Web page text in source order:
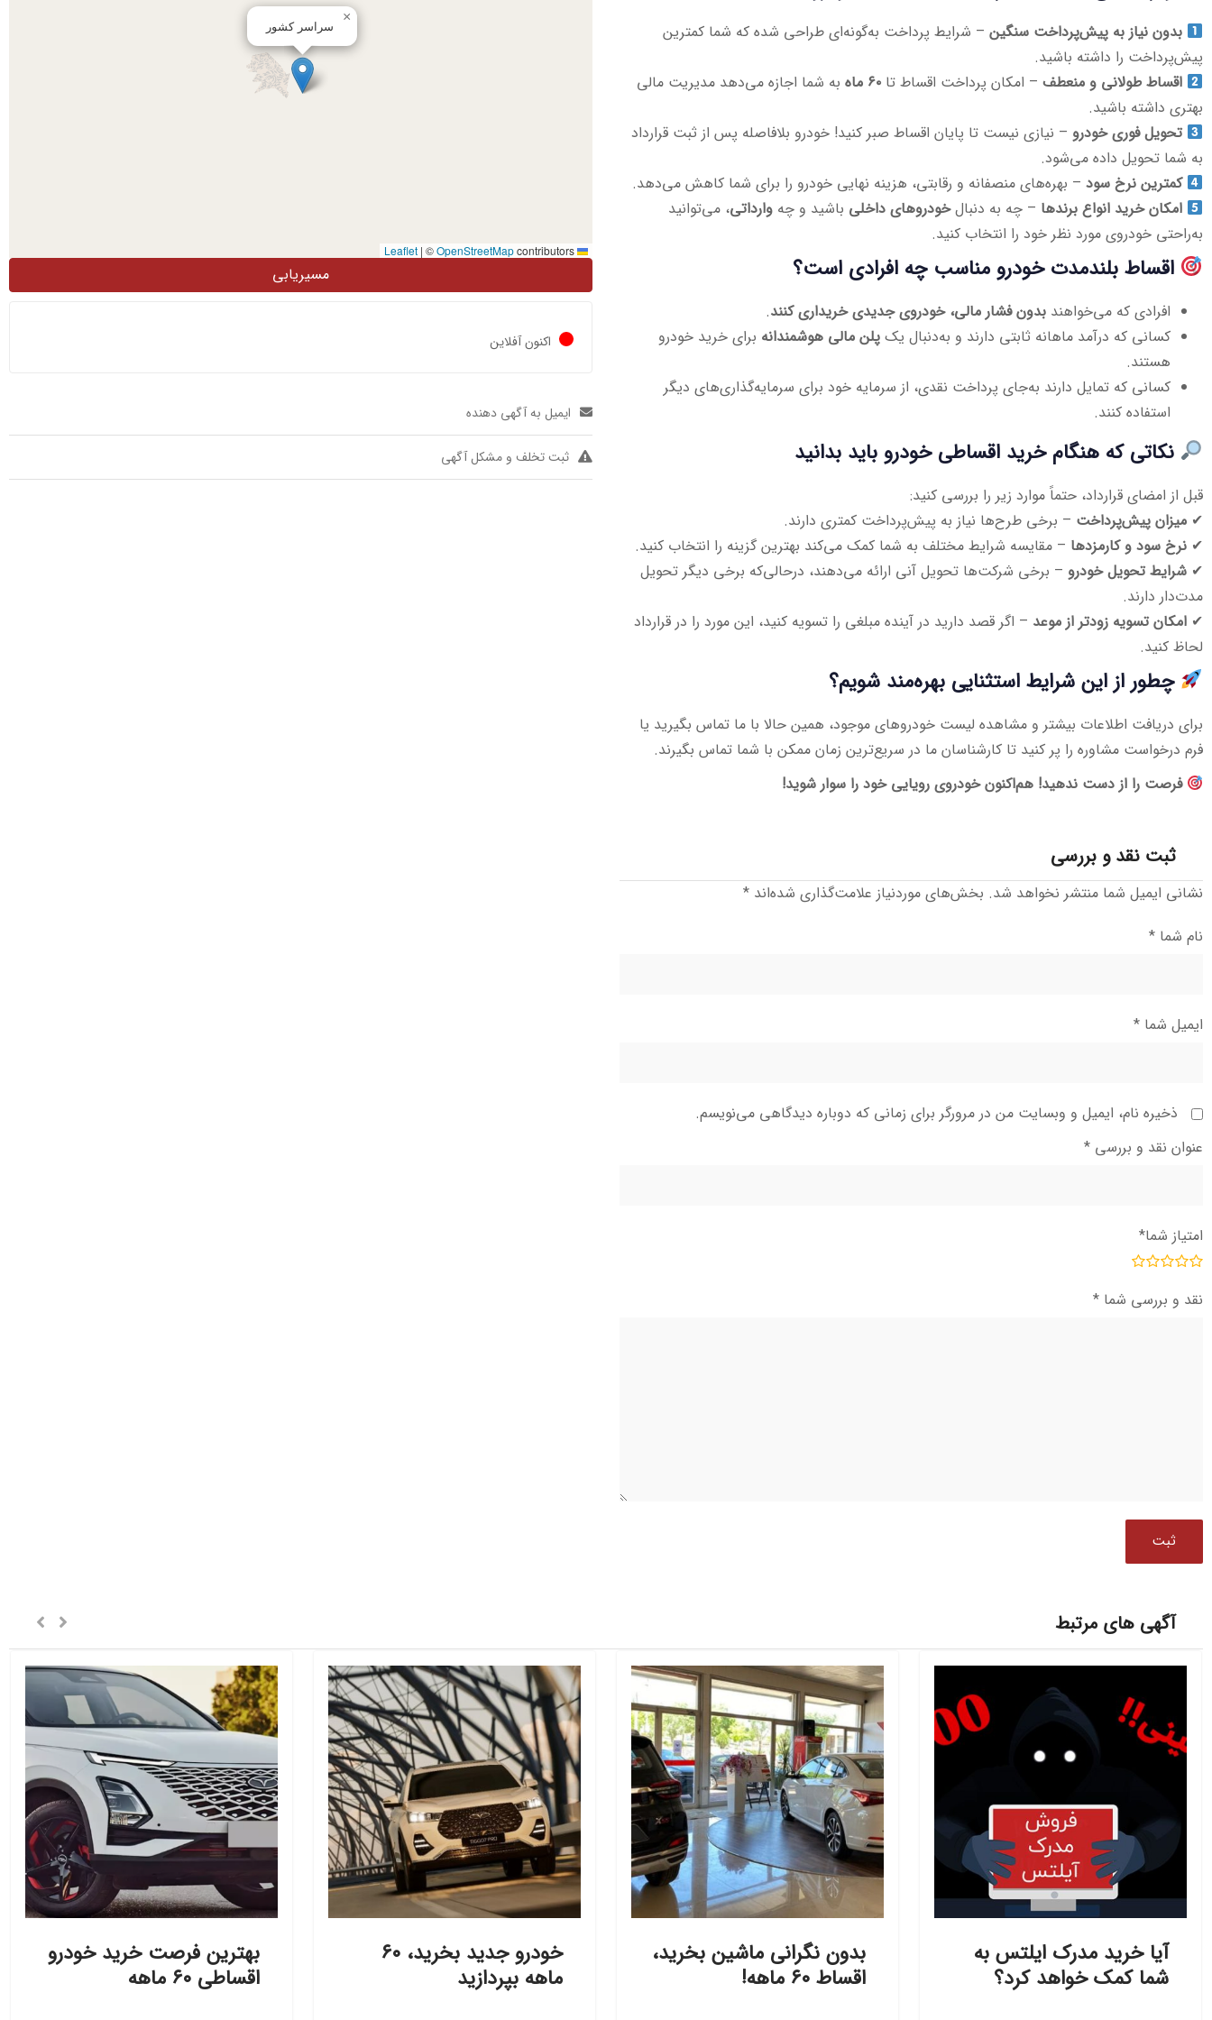
بدون نیاز به پیش‌پرداخت سنگین – شرایط پرداخت به‌گونه‌ای طراحی شده که شما کمترین
پیش‌پرداخت را داشته باشید.
اقساط طولانی و منعطف – امکان پرداخت اقساط تا۶۰ ماه
به شما اجازه می‌دهد مدیریت مالی
بهتری داشته باشید.
تحویل فوری خودرو – نیازی نیست تا پایان اقساط صبر کنید! خودرو بلافاصله پس از ثبت قرارداد
به شما تحویل داده می‌شود.
کمترین نرخ سود – بهره‌های منصفانه و رقابتی، هزینه نهایی خودرو را برای شما کاهش می‌دهد.
امکان خرید انواع برندها – چه به دنبالخودروهای داخلی باشید و چهوارداتی، می‌توانید
به‌راحتی خودروی مورد نظر خود را انتخاب کنید.
اقساط بلندمدت خودرو مناسب چه افرادی است؟
افرادی که می‌خواهند بدون فشار مالی، خودروی جدیدی خریداری کنند.
کسانی که درآمد ماهانه ثابتی دارند و به‌دنبال یک پلن مالی هوشمندانه برای خرید خودرو
هستند.
کسانی که تمایل دارند به‌جای پرداخت نقدی، از سرمایه خود برای سرمایه‌گذاری‌های دیگر
استفاده کنند.
نکاتی که هنگام خرید اقساطی خودرو باید بدانید
قبل از امضای قرارداد، حتماً موارد زیر را بررسی کنید:
✔ میزان پیش‌پرداخت – برخی طرح‌ها نیاز به پیش‌پرداخت کمتری دارند.
✔ نرخ سود و کارمزدها – مقایسه شرایط مختلف به شما کمک می‌کند بهترین گزینه را انتخاب کنید.
✔ شرایط تحویل خودرو – برخی شرکت‌ها تحویل آنی ارائه می‌دهند، درحالی‌که برخی دیگر تحویل
مدت‌دار دارند.
✔ امکان تسویه زودتر از موعد – اگر قصد دارید در آینده مبلغی را تسویه کنید، این مورد را در قرارداد
لحاظ کنید.
چطور از این شرایط استثنایی بهره‌مند شویم؟
برای دریافت اطلاعات بیشتر و مشاهده لیست خودروهای موجود، همین حالا با ما تماس بگیرید یا
فرم درخواست مشاوره را پر کنید تا کارشناسان ما در سریع‌ترین زمان ممکن با شما تماس بگیرند.
فرصت را از دست ندهید! هم‌اکنون خودروی رویایی خود را سوار شوید!
ثبت نقد و بررسی
نشانی ایمیل شما منتشر نخواهد شد. بخش‌های موردنیاز علامت‌گذاری شده‌اند *
نام شما *
ایمیل شما *
ذخیره نام، ایمیل و وبسایت من در مرورگر برای زمانی که دوباره دیدگاهی می‌نویسم.
عنوان نقد و بررسی *
امتیاز شما*
نقد و بررسی شما *
سراسر کشور
×
| ©OpenStreetMapcontributors
مسیریابی
اکنون آفلاین
ایمیل به آگهی دهنده
ثبت تخلف و مشکل آگهی
آگهی های مرتبط
آیا خرید مدرک ایلتس به
شما کمک خواهد کرد؟
بدون نگرانی ماشین بخرید،
اقساط ۶۰ ماهه!
خودرو جدید بخرید، ۶۰
ماهه بپردازید
بهترین فرصت خرید خودرو
اقساطی ۶۰ ماهه